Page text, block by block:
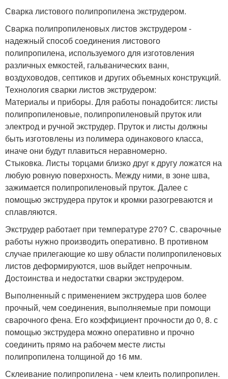
Сварка листового полипропилена экструдером.
Сварка полипропиленовых листов экструдером -
надежный способ соединения листового
полипропилена, используемого для изготовления
различных емкостей, гальванических ванн,
воздуховодов, септиков и других объемных конструкций.
Технология сварки листов экструдером:
Материалы и приборы. Для работы понадобится: листы
полипропиленовые, полипропиленовый пруток или
электрод и ручной экструдер. Пруток и листы должны
быть изготовлены из полимера одинакового класса,
иначе они будут плавиться неравномерно.
Стыковка. Листы торцами близко друг к другу ложатся на
любую ровную поверхность. Между ними, в зоне шва,
зажимается полипропиленовый пруток. Далее с
помощью экструдера пруток и кромки разогреваются и
сплавляются.
Экструдер работает при температуре 270? С. сварочные
работы нужно производить оперативно. В противном
случае прилегающие ко шву области полипропиленовых
листов деформируются, шов выйдет непрочным.
Достоинства и недостатки сварки экструдером.
Выполненный с применением экструдера шов более
прочный, чем соединения, выполняемые при помощи
сварочного фена. Его коэффициент прочности до 0, 8. с
помощью экструдера можно оперативно и прочно
соединить прямо на рабочем месте листы
полипропилена толщиной до 16 мм.
Склеивание полипропилена - чем клеить полипропилен.